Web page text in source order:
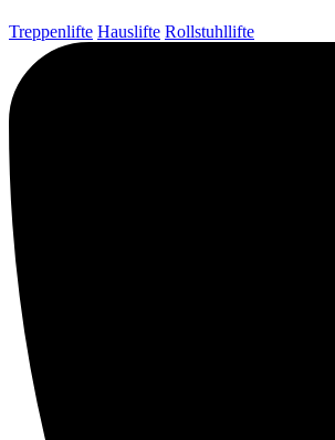
Treppenlifte Hauslifte Rollstuhllifte